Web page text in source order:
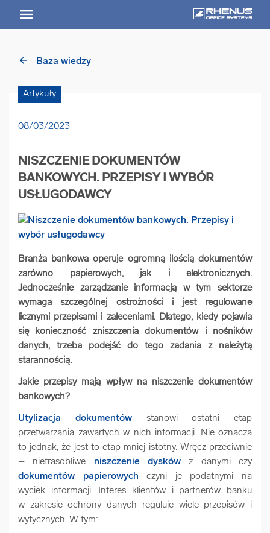
Niszczenie nośników informacji
Archiwizowanie dokumentów arrow_forward
Usługi digitalizacjyjne arrow_forward
Osuszanie dokumentów arrow_forward
Pozostałe usługi
arrow_back Baza wiedzy
Artykuły
08/03/2023
NISZCZENIE DOKUMENTÓW
BANKOWYCH. PRZEPISY I WYBÓR
USŁUGODAWCY
Branża bankowa operuje ogromną ilością dokumentów
zarówno papierowych, jak i elektronicznych.
Jednocześnie zarządzanie informacją w tym sektorze
wymaga szczególnej ostrożności i jest regulowane
licznymi przepisami i zaleceniami. Dlatego, kiedy pojawia
się konieczność zniszczenia dokumentów i nośników
danych, trzeba podejść do tego zadania z należytą
starannością.
Jakie przepisy mają wpływ na niszczenie dokumentów
bankowych?
Utylizacja dokumentówstanowi ostatni etap
przetwarzania zawartych w nich informacji. Nie oznacza
to jednak, że jest to etap mniej istotny. Wręcz przeciwnie
– niefrasobliwe niszczenie dysków z danymi czy
dokumentów papierowych czyni je podatnymi na
wyciek informacji. Interes klientów i partnerów banku
w zakresie ochrony danych reguluje wiele przepisów i
wytycznych. W tym: